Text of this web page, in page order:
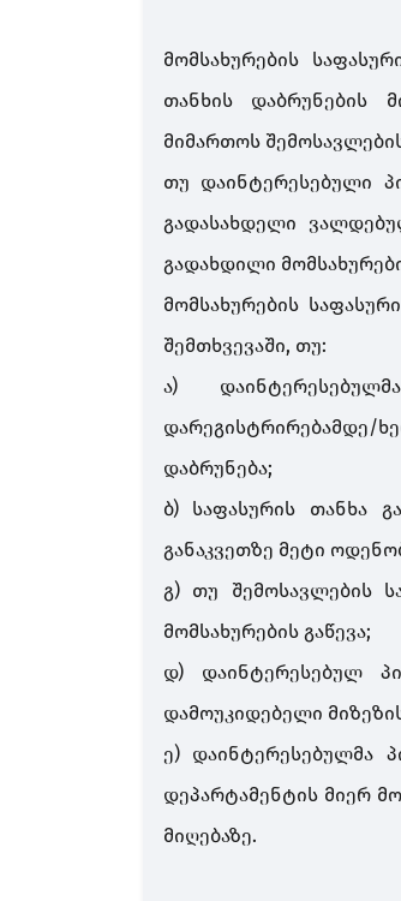
მომსახურების
თანხის დაბრუნების
მიმართოს
თუ დაინტერესებული
გადასახდელი
გადახდილი
მომსახურების
შემთხვევაში, თუ:
ა)
დარეგისტრირებამდე/
დაბრუნება;
ბ) საფასურის თანხა
განაკვეთზე მეტი
გ) თუ შემოსავლების
მომსახურების გაწევა;
დ) დაინტერესებულ
დამოუკიდებელი
ე) დაინტერესებულმა
დეპარტამენტის მიერ
მიღებაზე.